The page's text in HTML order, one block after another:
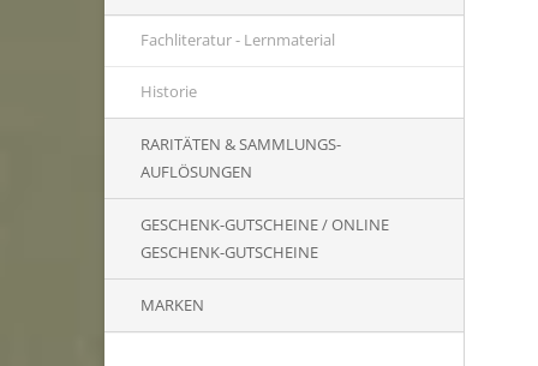
Fachliteratur - Lernmaterial
Historie
RARITÄTEN & SAMMLUNGS-
AUFLÖSUNGEN
GESCHENK-GUTSCHEINE / ONLINE
GESCHENK-GUTSCHEINE
MARKEN